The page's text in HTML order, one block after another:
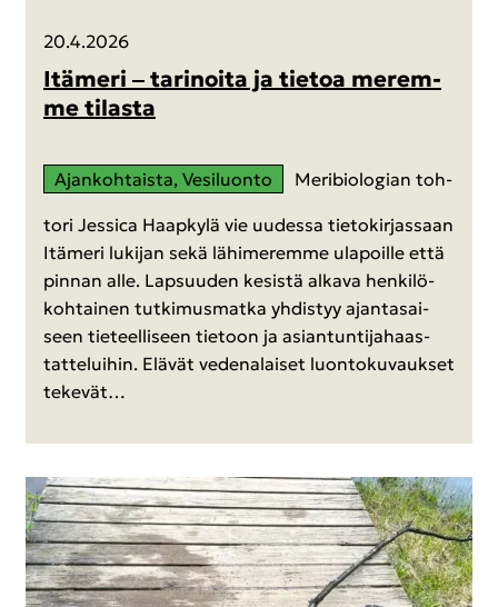
20.4.2026
Itä­me­ri ‒ ta­ri­noi­ta ja tie­toa me­rem­
me ti­las­ta
Ajan­koh­tais­ta, Ve­si­luon­to Me­ri­bio­lo­gian toh­
to­ri Jes­sica Haap­ky­lä vie uu­des­sa tie­to­kir­jas­saan
Itä­me­ri lu­ki­jan sekä lä­hi­me­rem­me ula­poil­le että
pin­nan alle. Lap­suu­den ke­sis­tä al­ka­va hen­ki­lö­
koh­tai­nen tut­ki­mus­mat­ka yh­dis­tyy ajan­ta­sai­
seen tie­teel­li­seen tie­toon ja asian­tun­ti­ja­haas­
tat­te­lui­hin. Elä­vät ve­de­na­lai­set luon­to­ku­vauk­set
te­ke­vät…